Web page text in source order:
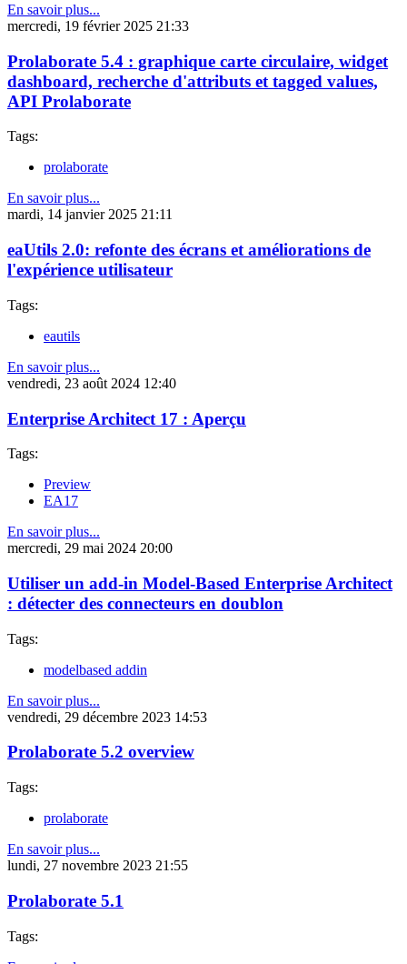
En savoir plus...
mercredi, 19 février 2025 21:33
Prolaborate 5.4 : graphique carte circulaire, widget
dashboard, recherche d'attributs et tagged values,
API Prolaborate
Tags:
prolaborate
En savoir plus...
mardi, 14 janvier 2025 21:11
eaUtils 2.0: refonte des écrans et améliorations de
l'expérience utilisateur
Tags:
eautils
En savoir plus...
vendredi, 23 août 2024 12:40
Enterprise Architect 17 : Aperçu
Tags:
Preview
EA17
En savoir plus...
mercredi, 29 mai 2024 20:00
Utiliser un add-in Model-Based Enterprise Architect
: détecter des connecteurs en doublon
Tags:
modelbased addin
En savoir plus...
vendredi, 29 décembre 2023 14:53
Prolaborate 5.2 overview
Tags:
prolaborate
En savoir plus...
lundi, 27 novembre 2023 21:55
Prolaborate 5.1
Tags: